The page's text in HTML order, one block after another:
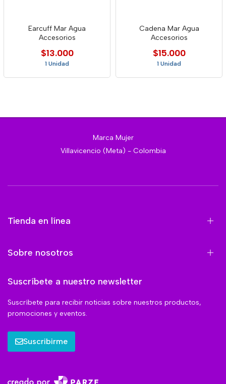
Earcuff Mar Agua
Accesorios
$13.000
1 Unidad
Cadena Mar Agua
Accesorios
$15.000
1 Unidad
Marca Mujer
Villavicencio (Meta) - Colombia
Tienda en línea
Sobre nosotros
Suscríbete a nuestro newsletter
Suscríbete para recibir noticias sobre nuestros productos,
promociones y eventos.
Suscribirme